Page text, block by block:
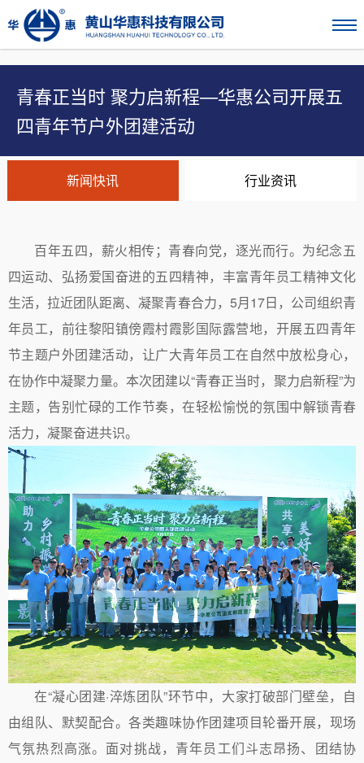
青春正当时 聚力启新程—华惠公司开展五
四青年节户外团建活动
新闻快讯 行业资讯
百年五四，薪火相传；青春向党，逐光而行。为纪念五
四运动、弘扬爱国奋进的五四精神，丰富青年员工精神文化
生活，拉近团队距离、凝聚青春合力，5月17日，公司组织青
年员工，前往黎阳镇傍霞村霞影国际露营地，开展五四青年
节主题户外团建活动，让广大青年员工在自然中放松身心，
在协作中凝聚力量。本次团建以“青春正当时，聚力启新程”为
主题，告别忙碌的工作节奏，在轻松愉悦的氛围中解锁青春
活力，凝聚奋进共识。
在“凝心团建·淬炼团队”环节中，大家打破部门壁垒，自
由组队、默契配合。各类趣味协作团建项目轮番开展，现场
气氛热烈高涨。面对挑战，青年员工们斗志昂扬、团结协